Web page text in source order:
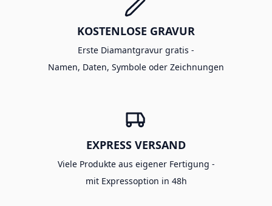
KOSTENLOSE GRAVUR
Erste Diamantgravur gratis -
Namen, Daten, Symbole oder Zeichnungen
EXPRESS VERSAND
Viele Produkte aus eigener Fertigung -
mit Expressoption in 48h